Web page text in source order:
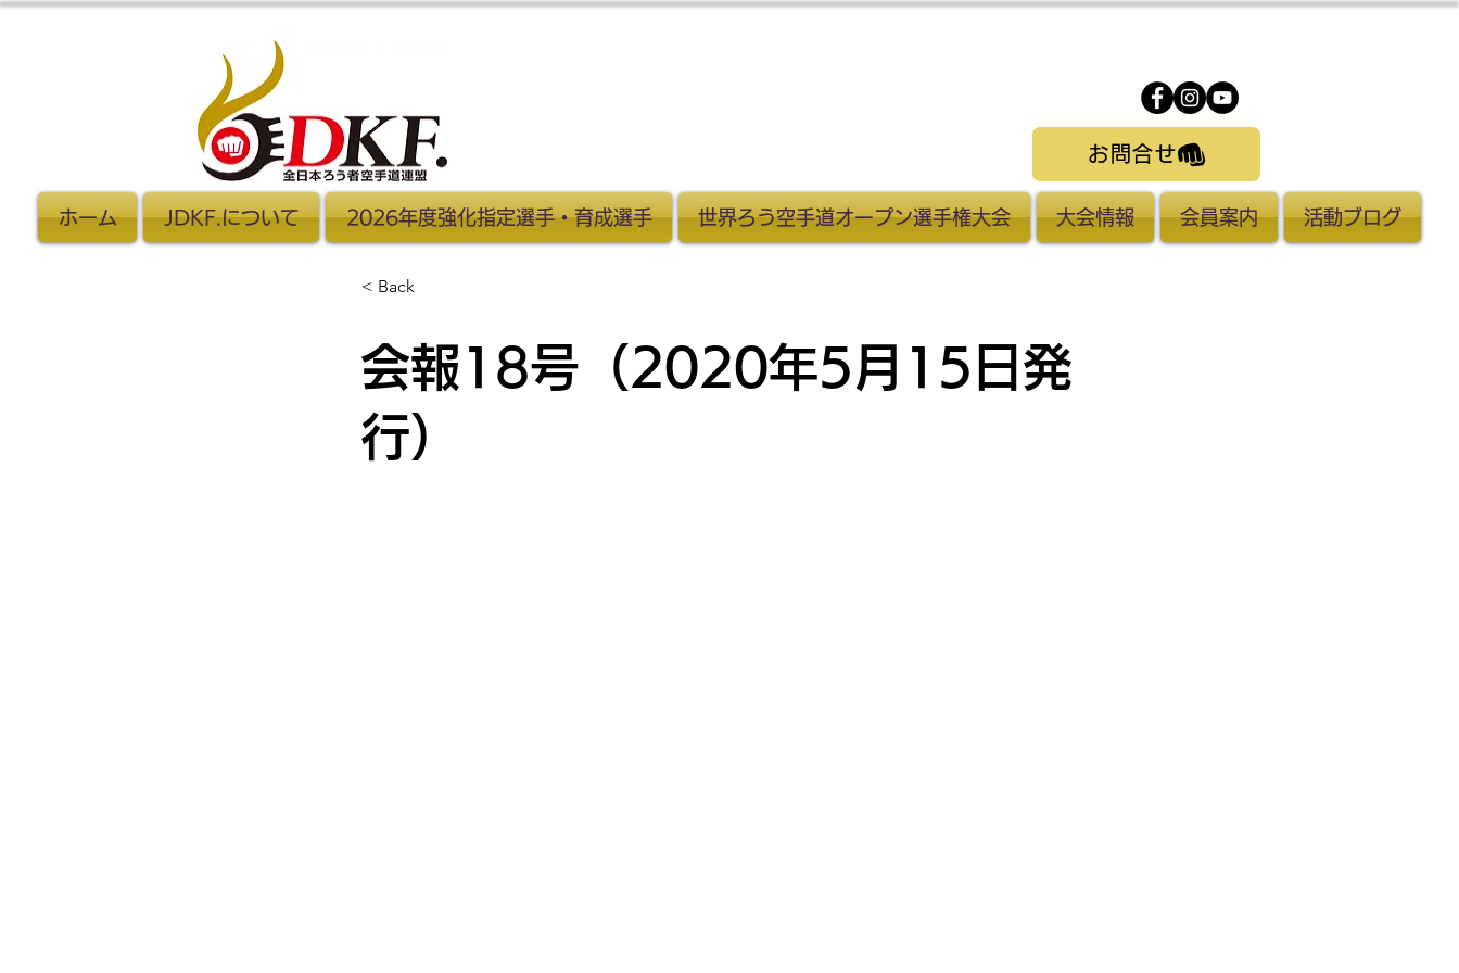
お問合せ
ホーム JDKF.について 2026年度強化指定選手・育成選手 世界ろう空手道オープン選手権大会 大会情報 会員案内 活動ブログ
< Back
会報18号（2020年5月15日発
行）